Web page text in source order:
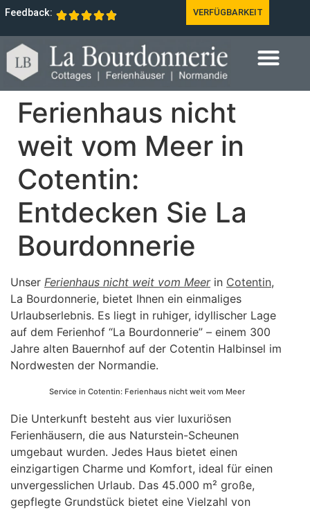
Feedback: VERFÜGBARKEIT
Ferienhaus nicht
weit vom Meer in
Cotentin:
Entdecken Sie La
Bourdonnerie
Unser Ferienhaus nicht weit vom Meerin Cotentin,
La Bourdonnerie, bietet Ihnen ein einmaliges
Urlaubserlebnis. Es liegt in ruhiger, idyllischer Lage
auf dem Ferienhof “La Bourdonnerie” – einem 300
Jahre alten Bauernhof auf der Cotentin Halbinsel im
Nordwesten der Normandie.
Service in Cotentin: Ferienhaus nicht weit vom Meer
Die Unterkunft besteht aus vier luxuriösen
Ferienhäusern, die aus Naturstein-Scheunen
umgebaut wurden. Jedes Haus bietet einen
einzigartigen Charme und Komfort, ideal für einen
unvergesslichen Urlaub. Das 45.000 m² große,
gepflegte Grundstück bietet eine Vielzahl von